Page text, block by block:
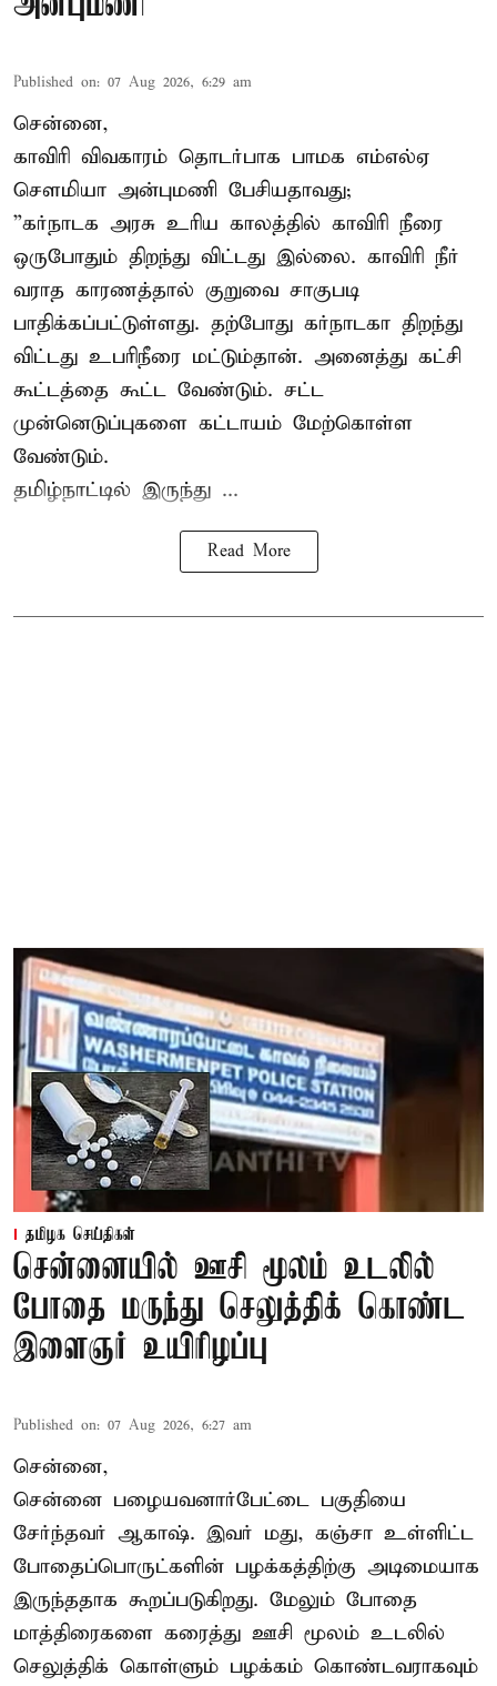
Published on: 07 Aug 2026, 6:29 am
சென்னை,
காவிரி விவகாரம் தொடர்பாக பாமக எம்எல்ஏ
சௌமியா அன்புமணி பேசியதாவது;
”கர்நாடக அரசு உரிய காலத்தில் காவிரி நீரை
ஒருபோதும் திறந்து விட்டது இல்லை. காவிரி நீர்
வராத காரணத்தால் குறுவை சாகுபடி
பாதிக்கப்பட்டுள்ளது. தற்போது கர்நாடகா திறந்து
விட்டது உபரிநீரை மட்டும்தான். அனைத்து கட்சி
கூட்டத்தை கூட்ட வேண்டும். சட்ட
முன்னெடுப்புகளை கட்டாயம் மேற்கொள்ள
வேண்டும்.
தமிழ்நாட்டில் இருந்து ...
Read More
தமிழக செய்திகள்
சென்னையில் ஊசி மூலம் உடலில்
போதை மருந்து செலுத்திக் கொண்ட
இளைஞர் உயிரிழப்பு
Published on: 07 Aug 2026, 6:27 am
சென்னை,
சென்னை பழையவனார்பேட்டை பகுதியை
சேர்ந்தவர் ஆகாஷ். இவர் மது, கஞ்சா உள்ளிட்ட
போதைப்பொருட்களின் பழக்கத்திற்கு அடிமையாக
இருந்ததாக கூறப்படுகிறது. மேலும் போதை
மாத்திரைகளை கரைத்து ஊசி மூலம் உடலில்
செலுத்திக் கொள்ளும் பழக்கம் கொண்டவராகவும்